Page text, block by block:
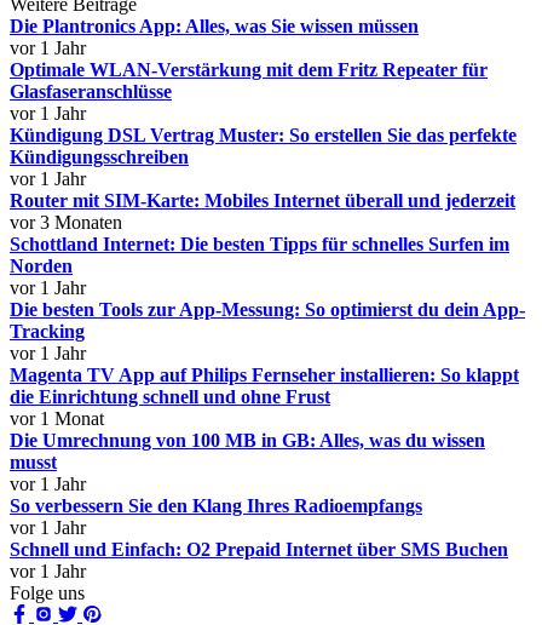
Weitere Beiträge
Die Plantronics App: Alles, was Sie wissen müssen
vor 1 Jahr
Optimale WLAN-Verstärkung mit dem Fritz Repeater für
Glasfaseranschlüsse
vor 1 Jahr
Kündigung DSL Vertrag Muster: So erstellen Sie das perfekte
Kündigungsschreiben
vor 1 Jahr
Router mit SIM-Karte: Mobiles Internet überall und jederzeit
vor 3 Monaten
Schottland Internet: Die besten Tipps für schnelles Surfen im
Norden
vor 1 Jahr
Die besten Tools zur App-Messung: So optimierst du dein App-
Tracking
vor 1 Jahr
Magenta TV App auf Philips Fernseher installieren: So klappt
die Einrichtung schnell und ohne Frust
vor 1 Monat
Die Umrechnung von 100 MB in GB: Alles, was du wissen
musst
vor 1 Jahr
So verbessern Sie den Klang Ihres Radioempfangs
vor 1 Jahr
Schnell und Einfach: O2 Prepaid Internet über SMS Buchen
vor 1 Jahr
Folge uns